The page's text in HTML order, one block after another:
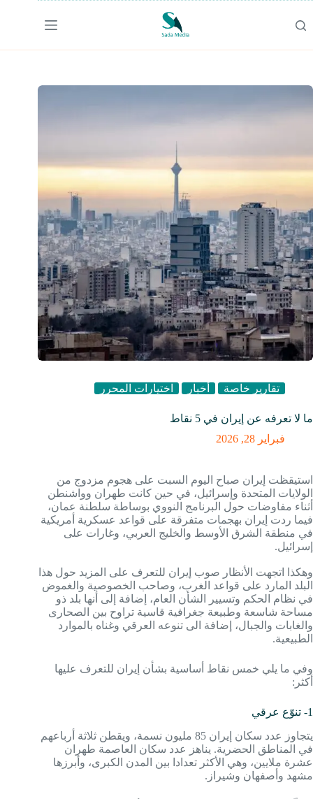
إلى
المحتوى
تقارير خاصة أخبار اختيارات المحرر
ما لا تعرفه عن إيران في 5 نقاط
فبراير 28, 2026
استيقظت إيران صباح اليوم السبت على هجوم مزدوج من
الولايات المتحدة وإسرائيل، في حين كانت طهران وواشنطن
أثناء مفاوضات حول البرنامج النووي بوساطة سلطنة عمان،
فيما ردت إيران بهجمات متفرقة على قواعد عسكرية أمريكية
في منطقة الشرق الأوسط والخليج العربي، وغارات على
إسرائيل.
وهكذا اتجهت الأنظار صوب إيران للتعرف على المزيد حول هذا
البلد المارد على قواعد الغرب، وصاحب الخصوصية والغموض
في نظام الحكم وتسيير الشأن العام، إضافة إلى أنها بلد ذو
مساحة شاسعة وطبيعة جغرافية قاسية تراوح بين الصحارى
والغابات والجبال، إضافة الى تنوعه العرقي وغناه بالموارد
الطبيعية.
وفي ما يلي خمس نقاط أساسية بشأن إيران للتعرف عليها
أكثر:
1- تنوّع عرقي
يتجاوز عدد سكان إيران 85 مليون نسمة، ويقطن ثلاثة أرباعهم
في المناطق الحضرية. يناهز عدد سكان العاصمة طهران
عشرة ملايين، وهي الأكثر تعدادا بين المدن الكبرى، وأبرزها
مشهد وأصفهان وشيراز.